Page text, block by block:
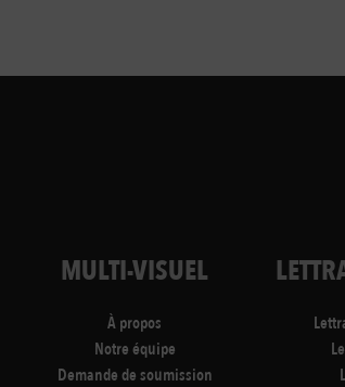
MULTI-VISUEL
À propos
Notre équipe
Demande de soumission